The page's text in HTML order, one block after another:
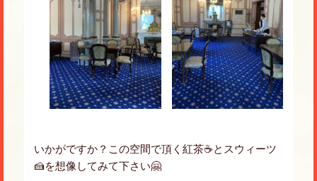
いかがですか？この空間で頂く紅茶☕️とスウィーツ
🍰を想像してみて下さい🤗